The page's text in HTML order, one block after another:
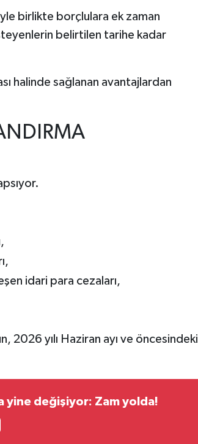
birlikte borçlulara ek zaman
belirtilen tarihe kadar
halinde sağlanan avantajlardan
idari para cezaları,
2026 yılı Haziran ayı ve öncesindeki
yine değişiyor: Zam yolda!